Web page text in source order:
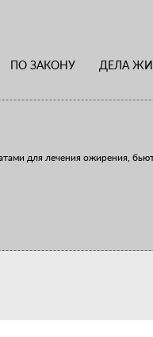
ПО ЗАКОНУ ДЕЛА
для лечения ожирения,